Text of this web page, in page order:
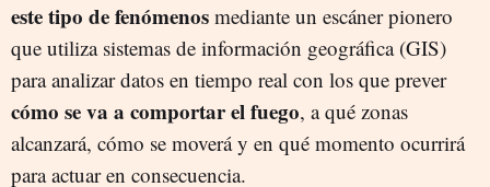
este tipo de fenómenos mediante un escáner pionero
que utiliza sistemas de información geográfica (GIS)
para analizar datos en tiempo real con los que prever
cómo se va a comportar el fuego, a qué zonas
alcanzará, cómo se moverá y en qué momento ocurrirá
para actuar en consecuencia.